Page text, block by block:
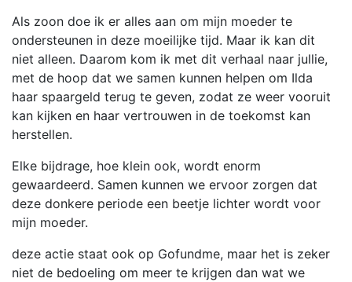
Als zoon doe ik er alles aan om mijn moeder te
ondersteunen in deze moeilijke tijd. Maar ik kan dit
niet alleen. Daarom kom ik met dit verhaal naar jullie,
met de hoop dat we samen kunnen helpen om Ilda
haar spaargeld terug te geven, zodat ze weer vooruit
kan kijken en haar vertrouwen in de toekomst kan
herstellen.
Elke bijdrage, hoe klein ook, wordt enorm
gewaardeerd. Samen kunnen we ervoor zorgen dat
deze donkere periode een beetje lichter wordt voor
mijn moeder.
deze actie staat ook op Gofundme, maar het is zeker
niet de bedoeling om meer te krijgen dan wat we